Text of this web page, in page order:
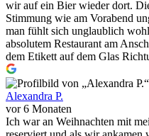
wir auf ein Bier wieder dort.
Stimmung wie am Vorabend
man fühlt sich unglaublich
absolutem Restaurant am
dem Etikett auf dem Glas
Alexandra P.
vor 6 Monaten
Ich war an Weihnachten mit